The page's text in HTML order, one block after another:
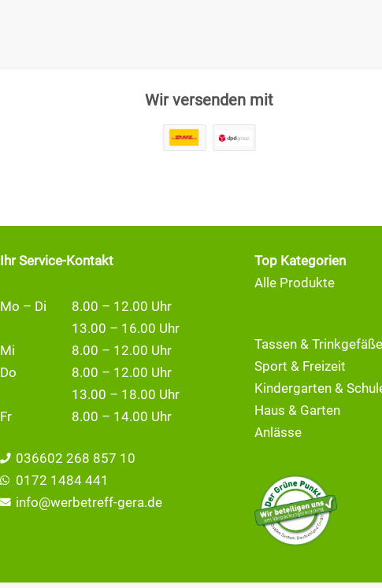
Wir versenden mit
Ihr Service-Kontakt
Mo – Di
8.00 – 12.00 Uhr
13.00 – 16.00 Uhr
Mi
8.00 – 12.00 Uhr
Do
8.00 – 12.00 Uhr
13.00 – 18.00 Uhr
Fr
8.00 – 14.00 Uhr
036602 268 857 10
0172 1484 441
info@werbetreff-gera.de
Top Kategorien
Alle Produkte
Tassen & Trinkgefäße
Sport & Freizeit
Kindergarten &
Haus & Garten
Anlässe